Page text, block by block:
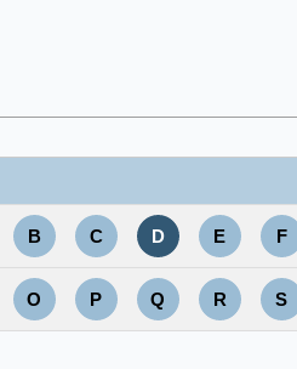
B C D E F
O P Q R S